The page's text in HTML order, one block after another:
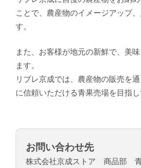
ことで、農産物のイメージアップ
す。
また、お客様が地元の新鮮で、美
ます。
リブレ京成では、農産物の販売を
に信頼いただける青果売場を目指
お問い合わせ先
株式会社京成ストア 商品部